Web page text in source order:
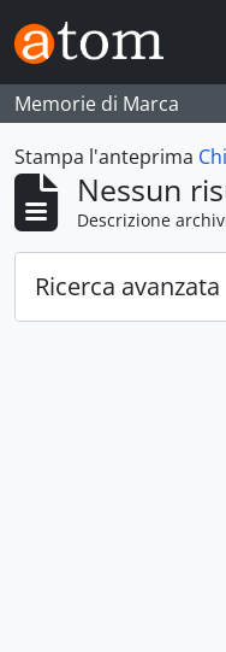
Skip to main content
Memorie di Marca
Stampa l'anteprima
Nessun
Descrizione
Ricerca avanzata